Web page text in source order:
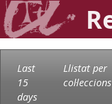
Last
15
days
Llistat per
col·leccions